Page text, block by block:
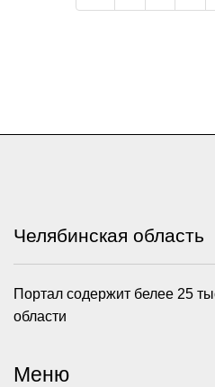
Челябинская область
Портал содержит белее 25
области
Меню